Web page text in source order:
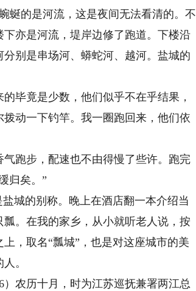
的是河流，这是夜间无法看清的。不
亦是河流，堤岸边修了跑道。下楼沿
别是串场河、蟒蛇河、越河。盐城的
毕竟是少数，他们似乎不在乎结果，
动一下钓竿。我一圈跑回来，他们依
跑步，配速也不由得慢了些许。跑完
归矣。”
城的别称。晚上在酒店翻一本介绍当
。在我的家乡，从小就听老人说，按
，取名“瓢城”，也是对这座城市的美
。
农历十月，时为江苏巡抚兼署两江总